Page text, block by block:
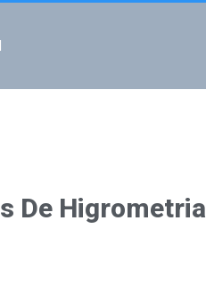
De Higrometria